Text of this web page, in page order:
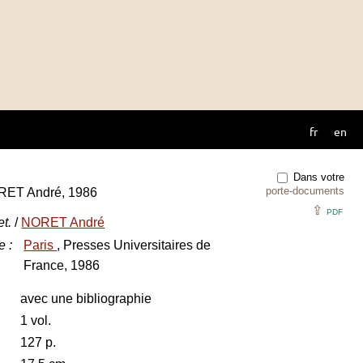
fr en
Dans votre
porte-documents
⇪ PDF
André, 1986
/ NORET André
: Paris , Presses Universitaires de
France, 1986
avec une bibliographie
1 vol.
127 p.